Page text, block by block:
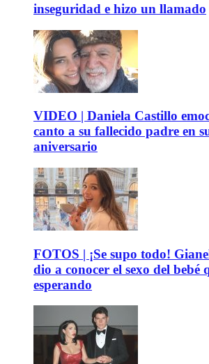
inseguridad e hizo un llamado
VIDEO | Daniela Castillo
canto a su fallecido padre en
aniversario
FOTOS | ¡Se supo todo!
dio a conocer el sexo del bebé
esperando